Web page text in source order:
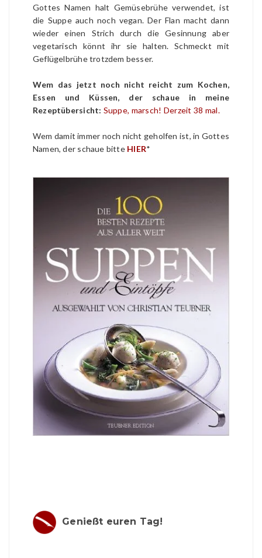
Gottes Namen halt Gemüsebrühe verwendet, ist
die Suppe auch noch vegan. Der Flan macht dann
wieder einen Strich durch die Gesinnung aber
vegetarisch könnt ihr sie halten. Schmeckt mit
Geflügelbrühe trotzdem besser.
Wem das jetzt noch nicht reicht zum Kochen,
Essen und Küssen, der schaue in meine
Rezeptübersicht: Suppe, marsch! Derzeit 38 mal.
Wem damit immer noch nicht geholfen ist, in Gottes
Namen, der schaue bitte HIER*
Genießt euren Tag!